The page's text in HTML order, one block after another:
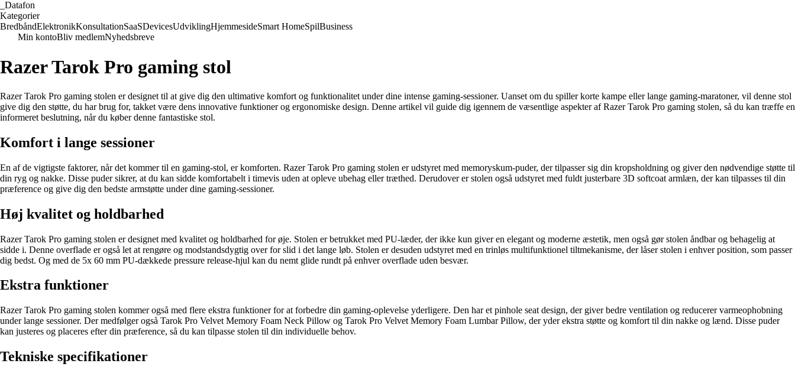
Datafon
Kategorier
BredbåndElektronikKonsultationSaaSDevicesUdviklingHjemmesideSmart HomeSpilBusiness
Min kontoBliv medlemNyhedsbreve
Razer Tarok Pro gaming stol
Razer Tarok Pro gaming stolen er designet til at give dig den ultimative komfort og funktionalitet under dine intense gaming-sessioner. Uanset om du spiller korte kampe eller lange gaming-maratoner, vil denne stol
give dig den støtte, du har brug for, takket være dens innovative funktioner og ergonomiske design. Denne artikel vil guide dig igennem de væsentlige aspekter af Razer Tarok Pro gaming stolen, så du kan træffe en
informeret beslutning, når du køber denne fantastiske stol.
Komfort i lange sessioner
En af de vigtigste faktorer, når det kommer til en gaming-stol, er komforten. Razer Tarok Pro gaming stolen er udstyret med memoryskum-puder, der tilpasser sig din kropsholdning og giver den nødvendige støtte til
din ryg og nakke. Disse puder sikrer, at du kan sidde komfortabelt i timevis uden at opleve ubehag eller træthed. Derudover er stolen også udstyret med fuldt justerbare 3D softcoat armlæn, der kan tilpasses til din
præference og give dig den bedste armstøtte under dine gaming-sessioner.
Høj kvalitet og holdbarhed
Razer Tarok Pro gaming stolen er designet med kvalitet og holdbarhed for øje. Stolen er betrukket med PU-læder, der ikke kun giver en elegant og moderne æstetik, men også gør stolen åndbar og behagelig at
sidde i. Denne overflade er også let at rengøre og modstandsdygtig over for slid i det lange løb. Stolen er desuden udstyret med en trinløs multifunktionel tiltmekanisme, der låser stolen i enhver position, som passer
dig bedst. Og med de 5x 60 mm PU-dækkede pressure release-hjul kan du nemt glide rundt på enhver overflade uden besvær.
Ekstra funktioner
Razer Tarok Pro gaming stolen kommer også med flere ekstra funktioner for at forbedre din gaming-oplevelse yderligere. Den har et pinhole seat design, der giver bedre ventilation og reducerer varmeophobning
under lange sessioner. Der medfølger også Tarok Pro Velvet Memory Foam Neck Pillow og Tarok Pro Velvet Memory Foam Lumbar Pillow, der yder ekstra støtte og komfort til din nakke og lænd. Disse puder
kan justeres og placeres efter din præference, så du kan tilpasse stolen til din individuelle behov.
Tekniske specifikationer